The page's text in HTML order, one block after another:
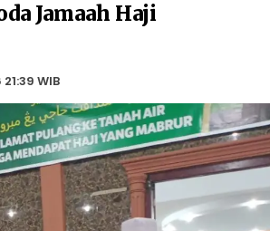
Jamaah Haji
WIB